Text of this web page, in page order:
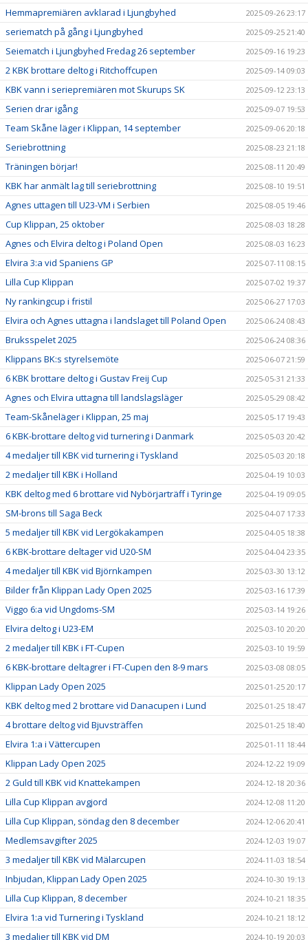
Hemmapremiären avklarad i Ljungbyhed 2025-09-26 23:17
seriematch på gång i Ljungbyhed 2025-09-25 21:40
Seiematch i Ljungbyhed Fredag 26 september 2025-09-16 19:23
2 KBK brottare deltog i Ritchoffcupen 2025-09-14 09:03
KBK vann i seriepremiären mot Skurups SK 2025-09-12 23:13
Serien drar igång 2025-09-07 19:53
Team Skåne läger i Klippan, 14 september 2025-09-06 20:18
Seriebrottning 2025-08-23 21:18
Träningen börjar! 2025-08-11 20:49
KBK har anmält lag till seriebrottning 2025-08-10 19:51
Agnes uttagen till U23-VM i Serbien 2025-08-05 19:46
Cup Klippan, 25 oktober 2025-08-03 18:28
Agnes och Elvira deltog i Poland Open 2025-08-03 16:23
Elvira 3:a vid Spaniens GP 2025-07-11 08:15
Lilla Cup Klippan 2025-07-02 19:37
Ny rankingcup i fristil 2025-06-27 17:03
Elvira och Agnes uttagna i landslaget till Poland Open 2025-06-24 08:43
Bruksspelet 2025 2025-06-24 08:36
Klippans BK:s styrelsemöte 2025-06-07 21:59
6 KBK brottare deltog i Gustav Freij Cup 2025-05-31 21:33
Agnes och Elvira uttagna till landslagsläger 2025-05-29 08:42
Team-Skåneläger i Klippan, 25 maj 2025-05-17 19:43
6 KBK-brottare deltog vid turnering i Danmark 2025-05-03 20:42
4 medaljer till KBK vid turnering i Tyskland 2025-05-03 20:18
2 medaljer till KBK i Holland 2025-04-19 10:03
KBK deltog med 6 brottare vid Nybörjarträff i Tyringe 2025-04-19 09:05
SM-brons till Saga Beck 2025-04-07 17:33
5 medaljer till KBK vid Lergökakampen 2025-04-05 18:38
6 KBK-brottare deltager vid U20-SM 2025-04-04 23:35
4 medaljer till KBK vid Björnkampen 2025-03-30 13:12
Bilder från Klippan Lady Open 2025 2025-03-16 17:39
Viggo 6:a vid Ungdoms-SM 2025-03-14 19:26
Elvira deltog i U23-EM 2025-03-10 20:20
2 medaljer till KBK i FT-Cupen 2025-03-10 19:59
6 KBK-brottare deltagrer i FT-Cupen den 8-9 mars 2025-03-08 08:05
Klippan Lady Open 2025 2025-01-25 20:17
KBK deltog med 2 brottare vid Danacupen i Lund 2025-01-25 18:47
4 brottare deltog vid Bjuvsträffen 2025-01-25 18:40
Elvira 1:a i Vättercupen 2025-01-11 18:44
Klippan Lady Open 2025 2024-12-22 19:09
2 Guld till KBK vid Knattekampen 2024-12-18 20:36
Lilla Cup Klippan avgjord 2024-12-08 11:20
Lilla Cup Klippan, söndag den 8 december 2024-12-06 20:41
Medlemsavgifter 2025 2024-12-03 19:07
3 medaljer till KBK vid Mälarcupen 2024-11-03 18:54
Inbjudan, Klippan Lady Open 2025 2024-10-30 19:13
Lilla Cup Klippan, 8 december 2024-10-21 18:35
Elvira 1:a vid Turnering i Tyskland 2024-10-21 18:12
3 medaljer till KBK vid DM 2024-10-19 20:03